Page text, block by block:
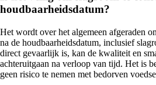
houdbaarheidsdatum?
Het wordt over het algemeen afgeraden
na de houdbaarheidsdatum, inclusief
direct gevaarlijk is, kan de kwaliteit en
achteruitgaan na verloop van tijd. Het is
geen risico te nemen met bedorven